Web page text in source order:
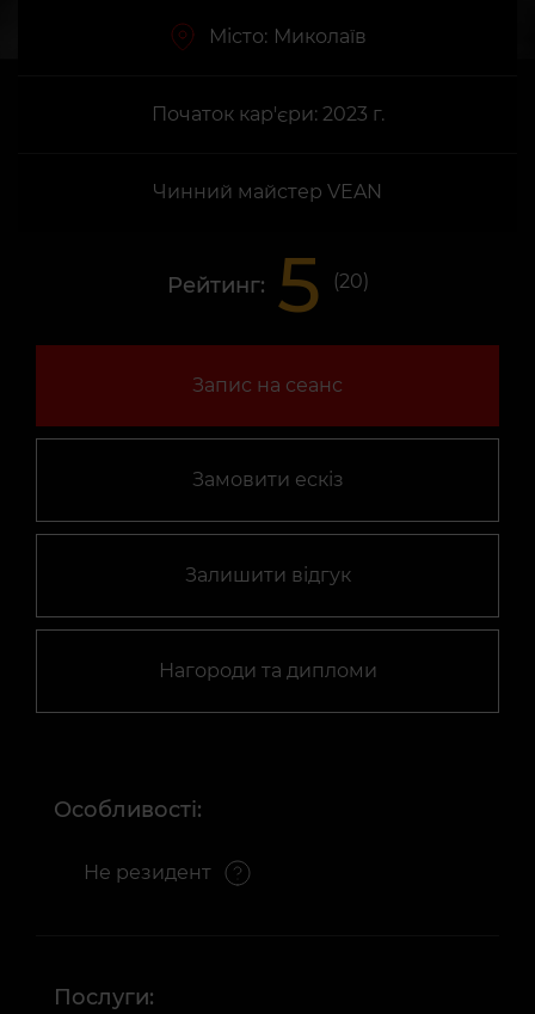
Місто: Миколаїв
Початок кар'єри: 2023 г.
Чинний майстер VEAN
Рейтинг: 5 (20)
Запис на сеанс
Замовити ескіз
Залишити відгук
Нагороди та дипломи
Особливості:
Не резидент
Послуги: